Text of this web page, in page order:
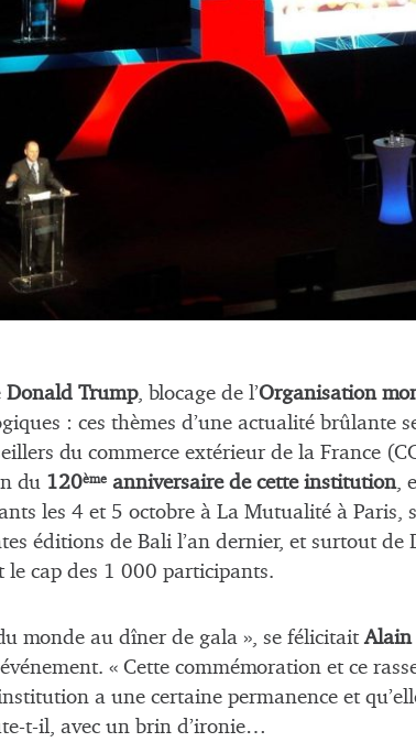
Donald Trump, blocage de l’Organisation
: ces thèmes d’une actualité brûlante
du commerce extérieur de la France
du 120ème anniversaire de cette institution,
les 4 et 5 octobre à La Mutualité à Paris,
éditions de Bali l’an dernier, et surtout
le cap des 1 000 participants.
monde au dîner de gala », se félicitaitAlain
« Cette commémoration et ce
a une certaine permanence et
t-il, avec un brin d’ironie…